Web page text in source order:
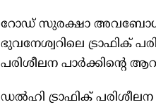
റോഡ് സുരക്ഷാ അവബോധം
ഭുവനേശ്വറിലെ ട്രാഫിക്
പരിശീലന
ഡൽഹി ട്രാഫിക്